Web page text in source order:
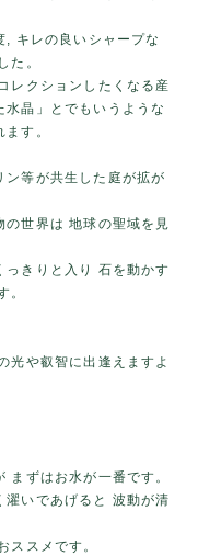
, キレの良いシャープな
た。
レクションしたくなる産
晶」とでもいうような
す。
等が共生した庭が拡が
の世界は 地球の聖域を見
っきりと入り 石を動かす
。
光や叡智に出逢えますよ
まずはお水が一番です。
濯いであげると 波動が清
ススメです。